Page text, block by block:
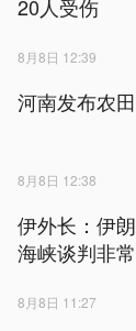
20人受伤
8月8日 12:39
河南发布农
8月8日 12:38
伊外长：伊
海峡谈判非
8月8日 11:27